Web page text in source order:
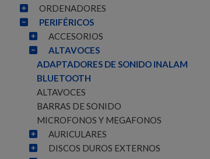
ORDENADORES
PERIFÉRICOS
ACCESORIOS
ALTAVOCES
ADAPTADORES DE SONIDO INALAMBRICO
BLUETOOTH
ALTAVOCES
BARRAS DE SONIDO
MICROFONOS Y MEGAFONOS
AURICULARES
DISCOS DUROS EXTERNOS